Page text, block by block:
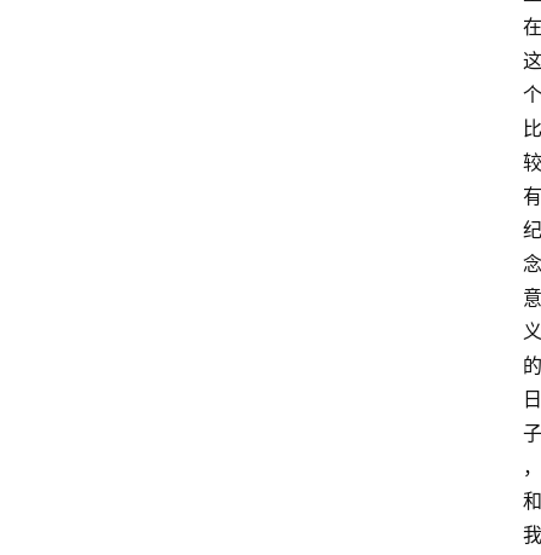
在
这
个
比
较
有
纪
念
意
义
的
日
子
，
和
我